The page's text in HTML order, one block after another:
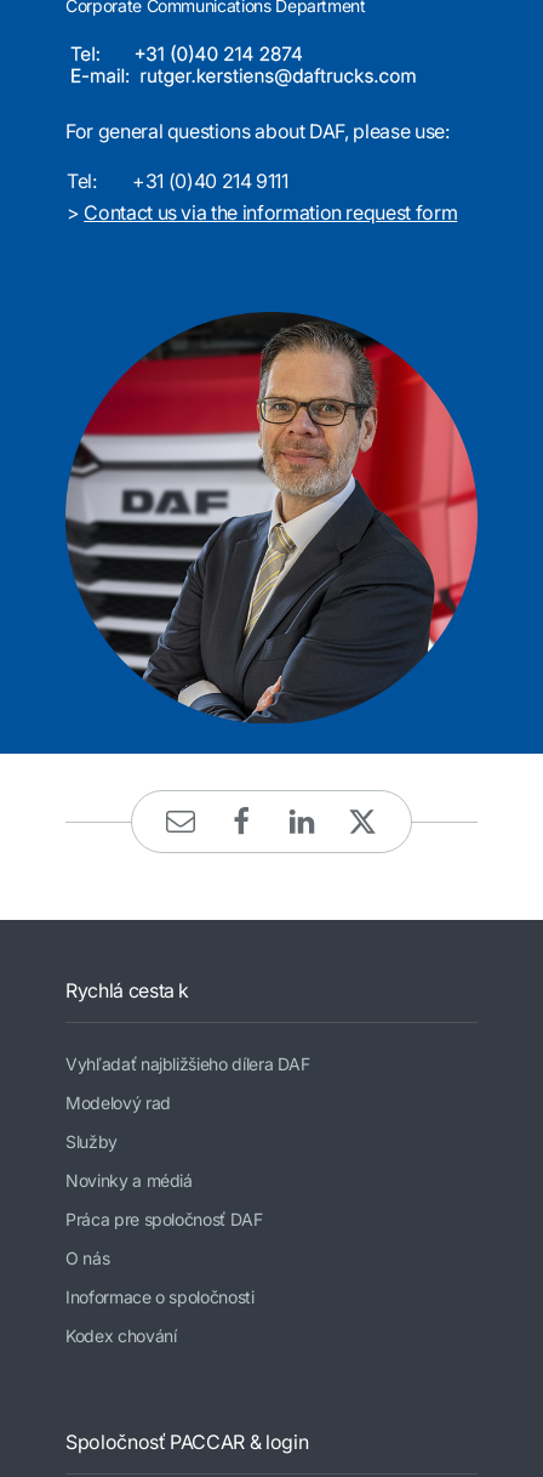
Corporate Communications Department
For general questions about DAF, please use:
Tel:
+31 (0)40 214 9111
> Contact us via the information request form
Rychlá cesta k
Vyhľadať najbližšieho dílera DAF
Modelový rad
Služby
Novinky a médiá
Práca pre spoločnosť DAF
O nás
Inoformace o spoločnosti
Kodex chování
Spoločnosť PACCAR & login